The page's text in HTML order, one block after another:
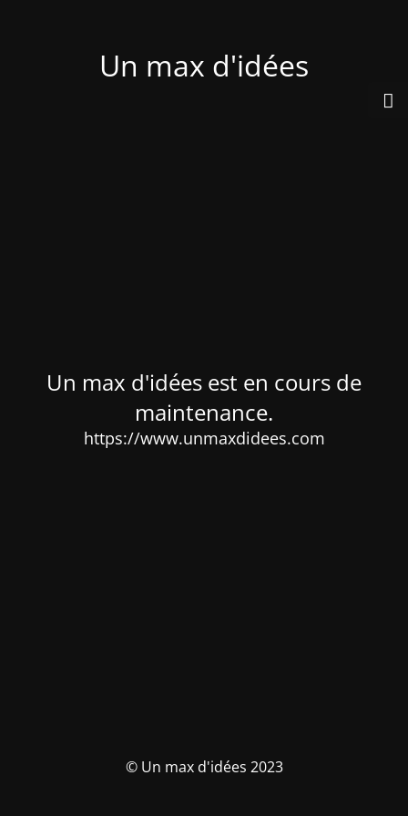
Un max d'idées
Un max d'idées est en cours de
maintenance.
https://www.unmaxdidees.com
© Un max d'idées 2023